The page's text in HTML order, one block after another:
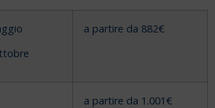
a partire da 882€
a partire da 1.001€